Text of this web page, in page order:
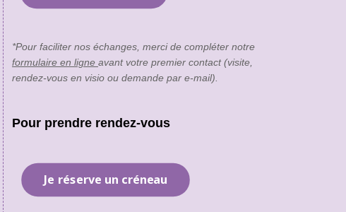
*Pour faciliter nos échanges, merci de compléter notre
formulaire en ligne avant votre premier contact (visite,
rendez-vous en visio ou demande par e-mail).
Pour prendre rendez-vous
Je réserve un créneau